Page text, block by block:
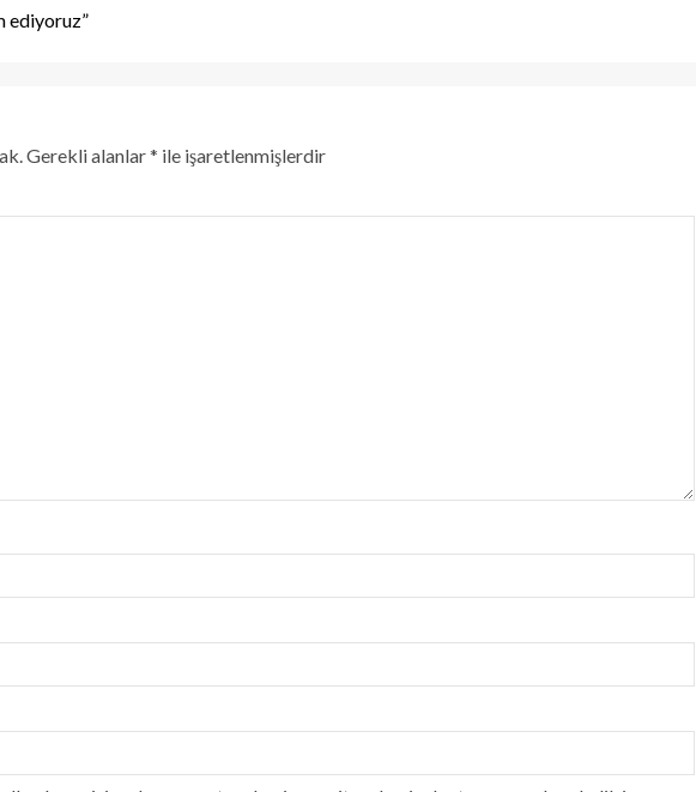
ediyoruz”
Gerekli alanlar* ile işaretlenmişlerdir